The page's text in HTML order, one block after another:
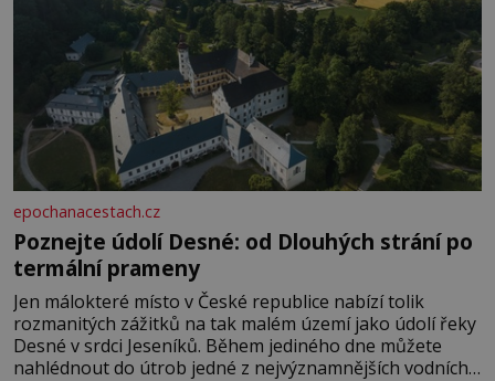
epochanacestach.cz
Poznejte údolí Desné: od Dlouhých strání po
termální prameny
Jen málokteré místo v České republice nabízí tolik
rozmanitých zážitků na tak malém území jako údolí řeky
Desné v srdci Jeseníků. Během jediného dne můžete
nahlédnout do útrob jedné z nejvýznamnějších vodních